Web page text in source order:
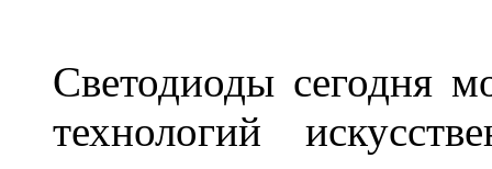
Светодиоды сегодня
технологий